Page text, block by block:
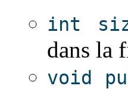
int
dans la
void